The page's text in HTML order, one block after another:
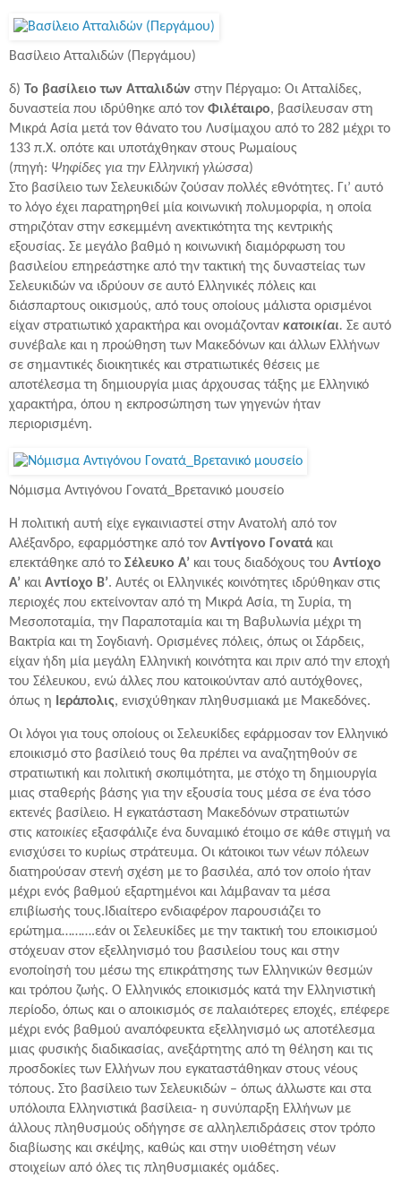
Βασίλειο Ατταλιδών (Περγάμου)
δ) Το βασίλειο των Ατταλιδών στην Πέργαμο: Οι Ατταλίδες,
δυναστεία που ιδρύθηκε από τον Φιλέταιρο, βασίλευσαν στη
Μικρά Ασία μετά τον θάνατο του Λυσίμαχου από το 282 μέχρι το
133 π.Χ. οπότε και υποτάχθηκαν στους Ρωμαίους
(πηγή: Ψηφίδες για την Ελληνική γλώσσα)
Στο βασίλειο των Σελευκιδών ζούσαν πολλές εθνότητες. Γι’ αυτό
το λόγο έχει παρατηρηθεί μία κοινωνική πολυμορφία, η οποία
στηριζόταν στην εσκεμμένη ανεκτικότητα της κεντρικής
εξουσίας. Σε μεγάλο βαθμό η κοινωνική διαμόρφωση του
βασιλείου επηρεάστηκε από την τακτική της δυναστείας των
Σελευκιδών να ιδρύουν σε αυτό Ελληνικές πόλεις και
διάσπαρτους οικισμούς, από τους οποίους μάλιστα ορισμένοι
είχαν στρατιωτικό χαρακτήρα και ονομάζονταν κατοικίαι. Σε αυτό
συνέβαλε και η προώθηση των Μακεδόνων και άλλων Ελλήνων
σε σημαντικές διοικητικές και στρατιωτικές θέσεις με
αποτέλεσμα τη δημιουργία μιας άρχουσας τάξης με Ελληνικό
χαρακτήρα, όπου η εκπροσώπηση των γηγενών ήταν
περιορισμένη.
Νόμισμα Αντιγόνου Γονατά_Βρετανικό μουσείο
Η πολιτική αυτή είχε εγκαινιαστεί στην Ανατολή από τον
Αλέξανδρο, εφαρμόστηκε από τον Αντίγονο Γονατάκαι
επεκτάθηκε από το Σέλευκο Α’ και τους διαδόχους του Αντίοχο
Α’ και Αντίοχο Β’. Αυτές οι Ελληνικές κοινότητες ιδρύθηκαν στις
περιοχές που εκτείνονταν από τη Μικρά Ασία, τη Συρία, τη
Μεσοποταμία, την Παραποταμία και τη Βαβυλωνία μέχρι τη
Βακτρία και τη Σογδιανή. Oρισμένες πόλεις, όπως οι Σάρδεις,
είχαν ήδη μία μεγάλη Ελληνική κοινότητα και πριν από την εποχή
του Σέλευκου, ενώ άλλες που κατοικούνταν από αυτόχθονες,
όπως η Ιεράπολις, ενισχύθηκαν πληθυσμιακά με Μακεδόνες.
Οι λόγοι για τους οποίους οι Σελευκίδες εφάρμοσαν τον Ελληνικό
εποικισμό στο βασίλειό τους θα πρέπει να αναζητηθούν σε
στρατιωτική και πολιτική σκοπιμότητα, με στόχο τη δημιουργία
μιας σταθερής βάσης για την εξουσία τους μέσα σε ένα τόσο
εκτενές βασίλειο. Η εγκατάσταση Μακεδόνων στρατιωτών
στις κατοικίες εξασφάλιζε ένα δυναμικό έτοιμο σε κάθε στιγμή να
ενισχύσει το κυρίως στράτευμα. Οι κάτοικοι των νέων πόλεων
διατηρούσαν στενή σχέση με το βασιλέα, από τον οποίο ήταν
μέχρι ενός βαθμού εξαρτημένοι και λάμβαναν τα μέσα
επιβίωσής τους.Ιδιαίτερο ενδιαφέρον παρουσιάζει το
ερώτημα……….εάν οι Σελευκίδες με την τακτική του εποικισμού
στόχευαν στον εξελληνισμό του βασιλείου τους και στην
ενοποίησή του μέσω της επικράτησης των Ελληνικών θεσμών
και τρόπου ζωής. Ο Ελληνικός εποικισμός κατά την Ελληνιστική
περίοδο, όπως και ο αποικισμός σε παλαιότερες εποχές, επέφερε
μέχρι ενός βαθμού αναπόφευκτα εξελληνισμό ως αποτέλεσμα
μιας φυσικής διαδικασίας, ανεξάρτητης από τη θέληση και τις
προσδοκίες των Ελλήνων που εγκαταστάθηκαν στους νέους
τόπους. Στο βασίλειο των Σελευκιδών – όπως άλλωστε και στα
υπόλοιπα Ελληνιστικά βασίλεια- η συνύπαρξη Ελλήνων με
άλλους πληθυσμούς οδήγησε σε αλληλεπιδράσεις στον τρόπο
διαβίωσης και σκέψης, καθώς και στην υιοθέτηση νέων
στοιχείων από όλες τις πληθυσμιακές ομάδες.